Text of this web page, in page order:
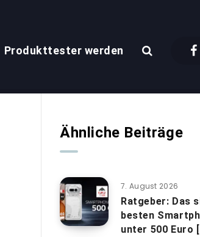
Produkttester werden
Ähnliche Beiträge
7. August 2026
Ratgeber: Das
besten
unter 500 Euro